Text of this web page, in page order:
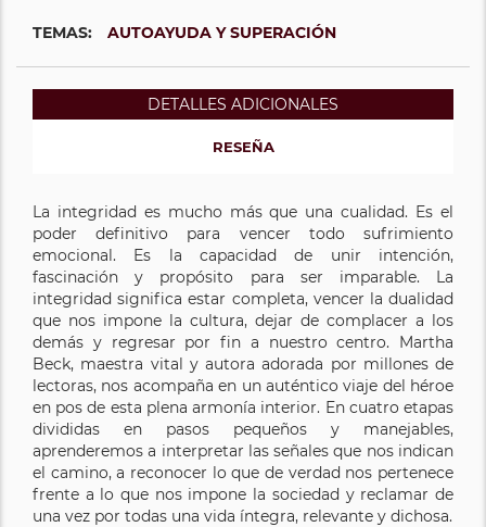
TEMAS: AUTOAYUDA Y SUPERACIÓN
DETALLES ADICIONALES
RESEÑA
La integridad es mucho más que una cualidad. Es el
poder definitivo para vencer todo sufrimiento
emocional. Es la capacidad de unir intención,
fascinación y propósito para ser imparable. La
integridad significa estar completa, vencer la dualidad
que nos impone la cultura, dejar de complacer a los
demás y regresar por fin a nuestro centro. Martha
Beck, maestra vital y autora adorada por millones de
lectoras, nos acompaña en un auténtico viaje del héroe
en pos de esta plena armonía interior. En cuatro etapas
divididas en pasos pequeños y manejables,
aprenderemos a interpretar las señales que nos indican
el camino, a reconocer lo que de verdad nos pertenece
frente a lo que nos impone la sociedad y reclamar de
una vez por todas una vida íntegra, relevante y dichosa.